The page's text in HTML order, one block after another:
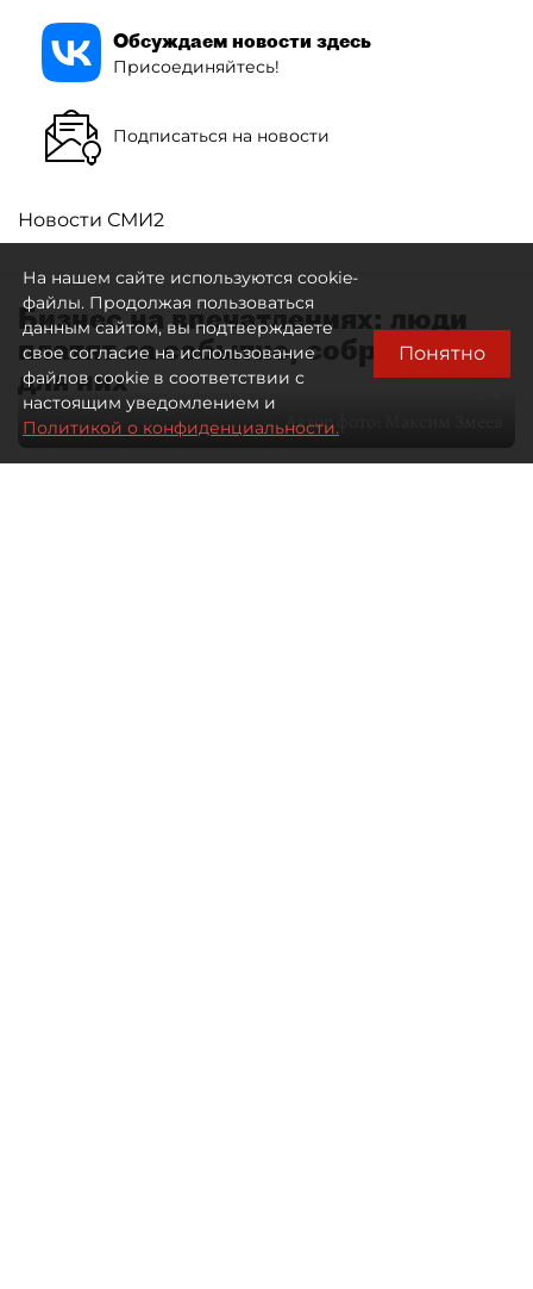
Обсуждаем новости здесь
Присоединяйтесь!
Подписаться на новости
Новости СМИ2
Бизнес на впечатлениях: люди
платят за событие, собранное
для них
Автор фото:
На нашем сайте используются cookie-
файлы. Продолжая пользоваться
данным сайтом, вы подтверждаете
свое согласие на использование
файлов cookie в соответствии с
настоящим уведомлением и
Политикой о конфиденциальности.
Понятно